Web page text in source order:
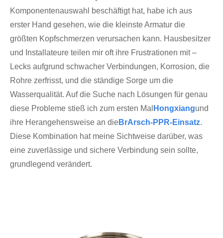
Komponentenauswahl beschäftigt hat, habe ich aus
erster Hand gesehen, wie die kleinste Armatur die
größten Kopfschmerzen verursachen kann. Hausbesitzer
und Installateure teilen mir oft ihre Frustrationen mit –
Lecks aufgrund schwacher Verbindungen, Korrosion, die
Rohre zerfrisst, und die ständige Sorge um die
Wasserqualität. Auf die Suche nach Lösungen für genau
diese Probleme stieß ich zum ersten Mal Hongxiangund
ihre Herangehensweise an dieBrArsch-PPR-Einsatz.
Diese Kombination hat meine Sichtweise darüber, was
eine zuverlässige und sichere Verbindung sein sollte,
grundlegend verändert.